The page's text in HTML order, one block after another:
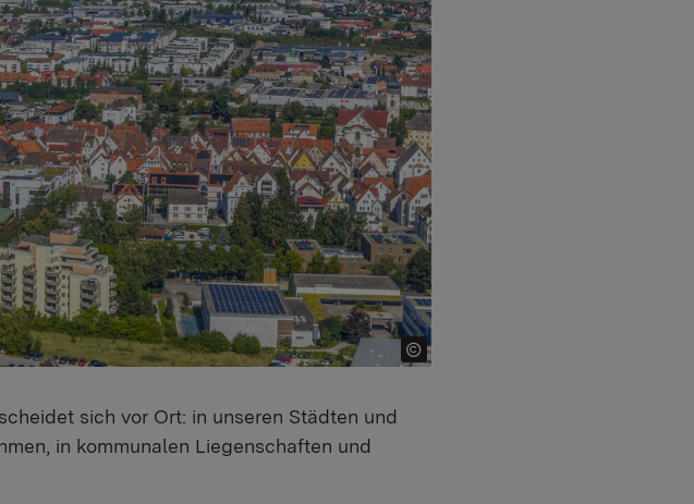
sich vor Ort: in unseren Städten und
in kommunalen Liegenschaften und